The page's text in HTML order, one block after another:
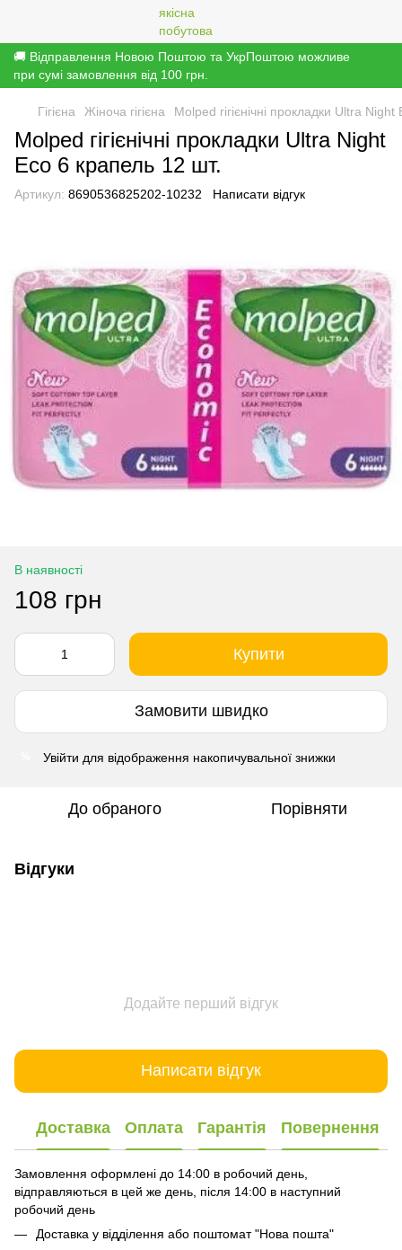
🚚 Відправлення Новою Поштою та УкрПоштою можливе
при сумі замовлення від 100 грн.
Гігієна Жіноча гігієна Molped гігієнічні прокладки Ultra
Molped гігієнічні прокладки Ultra Night
Eco 6 крапель 12 шт.
Артикул: 8690536825202-10232 Написати відгук
В наявності
108 грн
Купити
Замовити швидко
Увійти для відображення накопичувальної знижки
До обраного Порівняти
Відгуки
Додайте перший відгук
Написати відгук
Доставка Оплата Гарантія Повернення
Замовлення оформлені до 14:00 в робочий день,
відправляються в цей же день, після 14:00 в наступний
робочий день
Доставка у відділення або поштомат "Нова пошта"